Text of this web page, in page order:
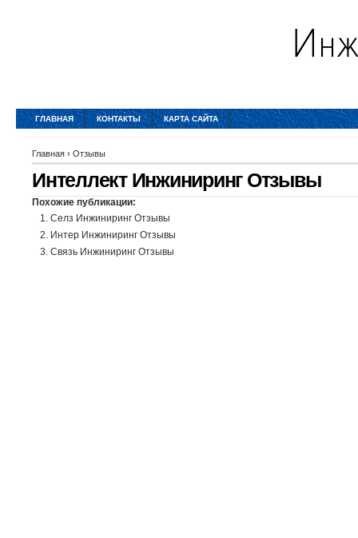
ГЛАВНАЯ КОНТАКТЫ КАРТА САЙТА
Главная › Отзывы
Интеллект Инжиниринг Отзывы
Похожие публикации:
Селз Инжиниринг Отзывы
Интер Инжиниринг Отзывы
Связь Инжиниринг Отзывы